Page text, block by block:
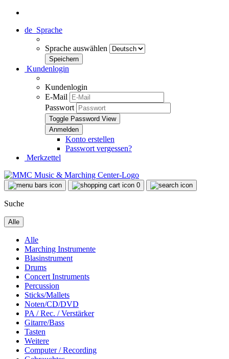
de Sprache
Sprache auswählen
Kundenlogin
Kundenlogin
E-Mail
Passwort
Toggle Password View
Konto erstellen
Passwort vergessen?
Merkzettel
0
Suche
Alle
Alle
Marching Instrumente
Blasinstrument
Drums
Concert Instruments
Percussion
Sticks/Mallets
Noten/CD/DVD
PA / Rec. / Verstärker
Gitarre/Bass
Tasten
Weitere
Computer / Recording